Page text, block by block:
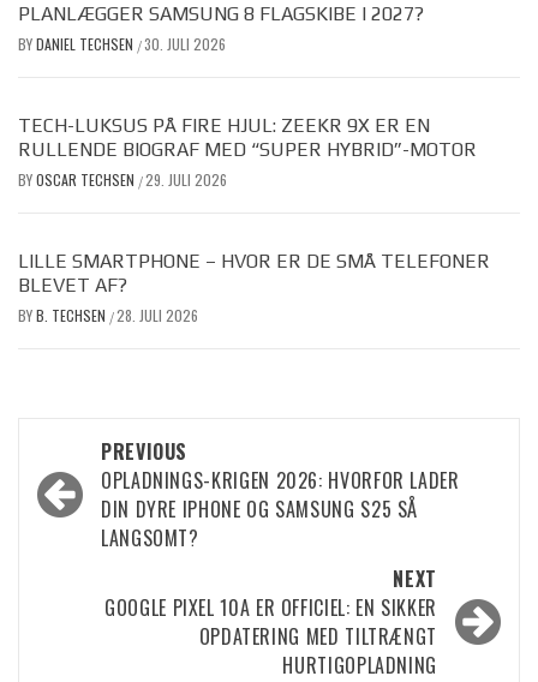
PLANLÆGGER SAMSUNG 8 FLAGSKIBE I 2027?
BYDANIEL TECHSEN /30. JULI 2026
TECH-LUKSUS PÅ FIRE HJUL: ZEEKR 9X ER EN
RULLENDE BIOGRAF MED “SUPER HYBRID”-MOTOR
BYOSCAR TECHSEN /29. JULI 2026
LILLE SMARTPHONE – HVOR ER DE SMÅ TELEFONER
BLEVET AF?
BYB. TECHSEN /28. JULI 2026
Post
navigation
PREVIOUS
OPLADNINGS-KRIGEN 2026: HVORFOR LADER
DIN DYRE IPHONE OG SAMSUNG S25 SÅ
LANGSOMT?
NEXT
GOOGLE PIXEL 10A ER OFFICIEL: EN SIKKER
OPDATERING MED TILTRÆNGT
HURTIGOPLADNING